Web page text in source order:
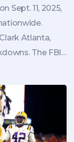
Sept. 11, 2025,
Atlanta,
The FBI
presence